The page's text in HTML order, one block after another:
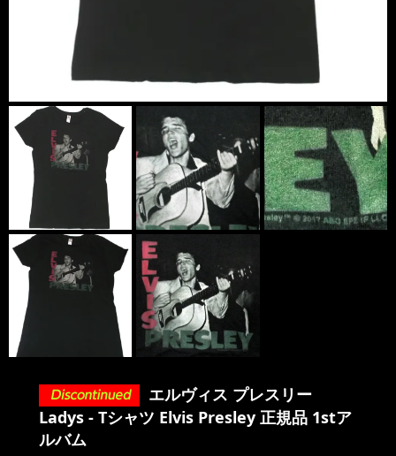
エルヴィス プレスリー
Ladys - Tシャツ Elvis Presley 正規品 1stア
ルバム